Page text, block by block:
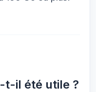
t-il été utile ?